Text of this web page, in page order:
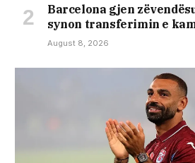
Barcelona gjen
synon transferimin e
August 8, 2026